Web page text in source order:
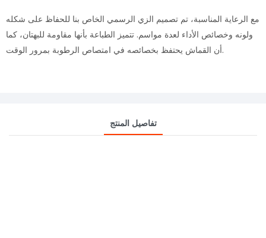
مع الرعاية المناسبة، تم تصميم الزي الرسمي الخاص بنا للحفاظ على شكله
ولونه وخصائص الأداء لعدة مواسم. تتميز الطباعة بأنها مقاومة للبهتان، كما
أن القماش يحتفظ بخصائصه في امتصاص الرطوبة بمرور الوقت.
تفاصيل المنتج